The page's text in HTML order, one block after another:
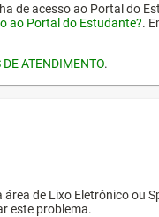
de acesso ao Portal do
ao Portal do Estudante?.
ATENDIMENTO.
de Lixo Eletrônico ou
este problema.